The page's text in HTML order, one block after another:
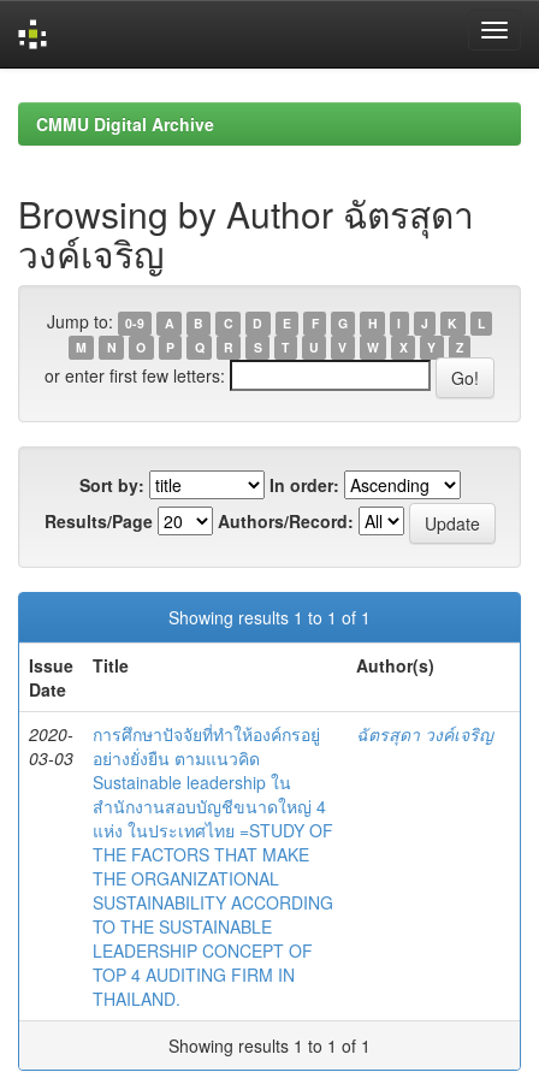
navigationCMMU Digital Archive
Browsing by Author ฉัตรสุดา
วงค์เจริญ
Jump to: 0-9 A B C D E F G H I J K
L
M
N O P Q R S T U V W X Y Z
or enter first few letters:
Sort by:
In order:
Results/Page
Authors/Record:
Showing results 1 to 1 of 1
Issue
Date
Title Author(s)
2020-
03-03
การศึกษาปัจจัยที่ทำให้องค์กรอยู่
อย่างยั่งยืน ตามแนวคิด
Sustainable leadership ใน
สำนักงานสอบบัญชีขนาดใหญ่ 4
แห่ง ในประเทศไทย =STUDY OF
THE FACTORS THAT MAKE
THE ORGANIZATIONAL
SUSTAINABILITY ACCORDING
TO THE SUSTAINABLE
LEADERSHIP CONCEPT OF
TOP 4 AUDITING FIRM IN
THAILAND.
ฉัตรสุดา วงค์เจริญ
Showing results 1 to 1 of 1